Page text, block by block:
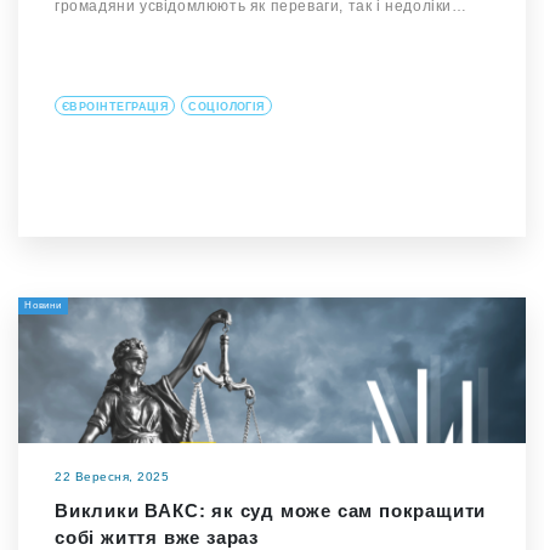
громадяни усвідомлюють як переваги, так і недоліки…
ЄВРОІНТЕГРАЦІЯ СОЦІОЛОГІЯ
Новини
22 Вересня, 2025
Виклики ВАКС: як суд може сам покращити
собі життя вже зараз